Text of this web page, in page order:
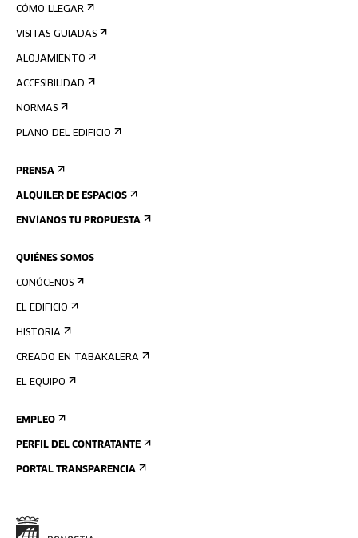
CÓMO LLEGAR
VISITAS GUIADAS
ALOJAMIENTO
ACCESIBILIDAD
NORMAS
PLANO DEL EDIFICIO
PRENSA
ALQUILER DE ESPACIOS
ENVÍANOS TU PROPUESTA
QUIÉNES SOMOS
CONÓCENOS
EL EDIFICIO
HISTORIA
CREADO EN TABAKALERA
EL EQUIPO
EMPLEO
PERFIL DEL CONTRATANTE
PORTAL TRANSPARENCIA